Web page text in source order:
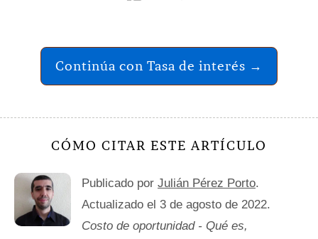
Continúa con Tasa de interés →
CÓMO CITAR ESTE ARTÍCULO
Publicado por Julián Pérez Porto.
Actualizado el 3 de agosto de 2022.
Costo de oportunidad - Qué es,